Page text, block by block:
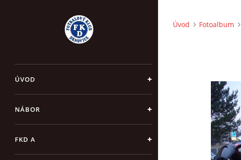
ÚVOD
NÁBOR
FKD A
Úvod Fotoalbum